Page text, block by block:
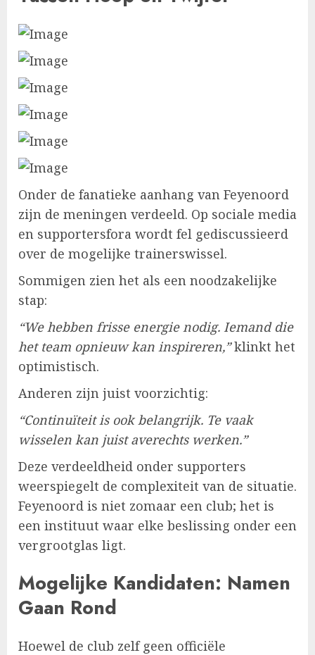
Onder de fanatieke aanhang van Feyenoord
zijn de meningen verdeeld. Op sociale media
en supportersfora wordt fel gediscussieerd
over de mogelijke trainerswissel.
Sommigen zien het als een noodzakelijke
stap:
“We hebben frisse energie nodig. Iemand die
het team opnieuw kan inspireren,”klinkt het
optimistisch.
Anderen zijn juist voorzichtig:
“Continuïteit is ook belangrijk. Te vaak
wisselen kan juist averechts werken.”
Deze verdeeldheid onder supporters
weerspiegelt de complexiteit van de situatie.
Feyenoord is niet zomaar een club; het is
een instituut waar elke beslissing onder een
vergrootglas ligt.
Mogelijke Kandidaten: Namen
Gaan Rond
Hoewel de club zelf geen officiële